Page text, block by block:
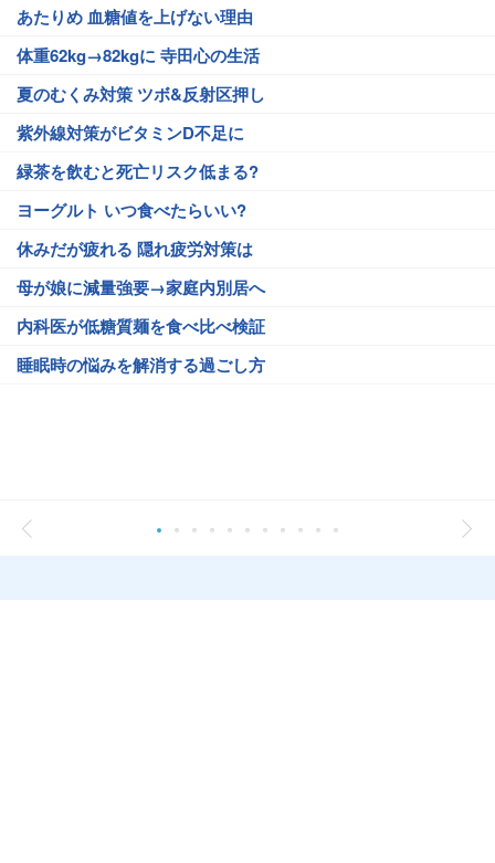
あたりめ 血糖値を上げない理由
体重62kg→82kgに 寺田心の生活
夏のむくみ対策 ツボ&反射区押し
紫外線対策がビタミンD不足に
緑茶を飲むと死亡リスク低まる?
ヨーグルト いつ食べたらいい?
休みだが疲れる 隠れ疲労対策は
母が娘に減量強要→家庭内別居へ
内科医が低糖質麺を食べ比べ検証
睡眠時の悩みを解消する過ごし方